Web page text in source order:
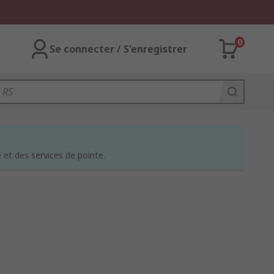
Se connecter / S'enregistrer
0
des services de pointe.